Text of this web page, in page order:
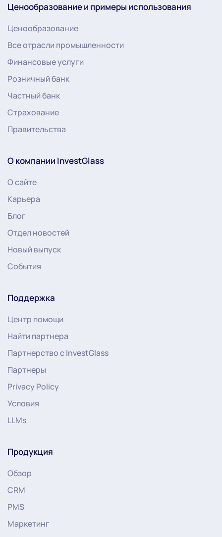
Ценообразование и примеры использования
Ценообразование
Все отрасли промышленности
Финансовые услуги
Розничный банк
Частный банк
Страхование
Правительства
О компании InvestGlass
О сайте
Карьера
Блог
Отдел новостей
Новый выпуск
События
Поддержка
Центр помощи
Найти партнера
Партнерство с InvestGlass
Партнеры
Privacy Policy
Условия
LLMs
Продукция
Обзор
CRM
PMS
Маркетинг